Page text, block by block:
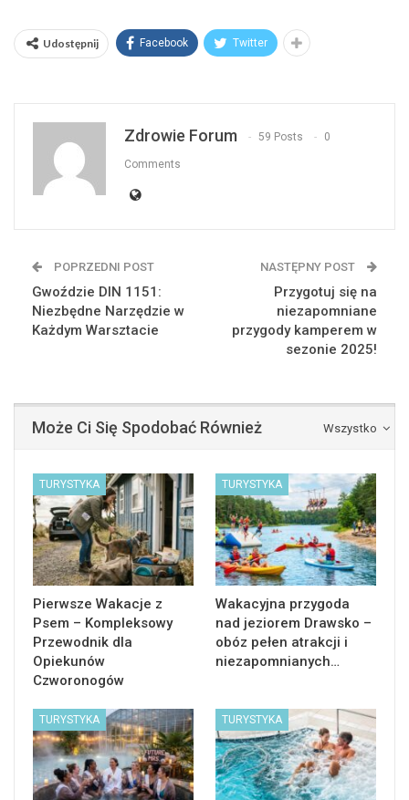
Udostępnij Facebook Twitter
Zdrowie Forum 59 Posts 0
Comments
POPRZEDNI POST
Gwoździe DIN 1151:
Niezbędne Narzędzie w
Każdym Warsztacie
NASTĘPNY POST
Przygotuj się na
niezapomniane
przygody kamperem w
sezonie 2025!
Wszystko
Może Ci Się Spodobać Również
TURYSTYKA
Pierwsze Wakacje z
Psem – Kompleksowy
Przewodnik dla
Opiekunów
Czworonogów
TURYSTYKA
Wakacyjna przygoda
nad jeziorem Drawsko –
obóz pełen atrakcji i
niezapomnianych…
TURYSTYKA TURYSTYKA